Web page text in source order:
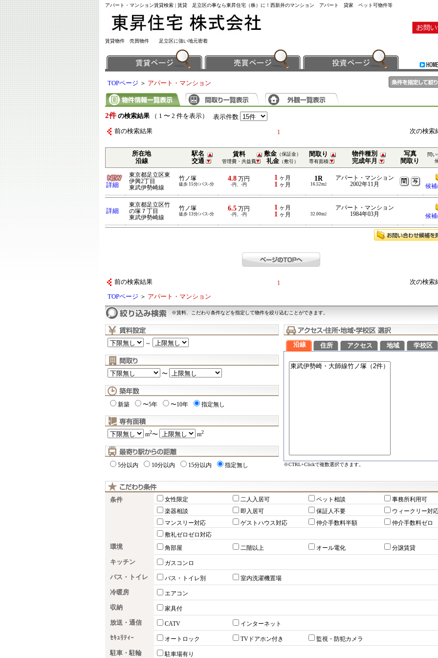
アパート・マンション賃貸検索 | 賃貸 足立区の事なら東昇住宅（株）に！西新井のマンション アパート 貸家 ペット可物件等
賃貸物件 売買物件 足立区に強い地元密着
TOPページ ＞ アパート・マンション
2件 の検索結果（ 1 〜 2 件を表示） 表示件数
前の検索結果 1 次の検
所在地
沿線
駅名
交通
賃料
管理費・共益費
敷金 （保証金）
礼金 （敷引）
間取り
専有面積
物件種別
完成年月
写真
間取り
問
詳細
東京都足立区東
伊興2丁目
東武伊勢崎線
竹ノ塚
徒歩 15分/バス-分
4.8 万円
-円、-円
1 ヶ月
1 ヶ月
1R
16.52m2
アパート・マンション
2002年11月
候補
詳細
東京都足立区竹
の塚７丁目
東武伊勢崎線
竹ノ塚
徒歩 13分/バス-分
6.5 万円
-円、-円
1 ヶ月
1 ヶ月 32.00m2
アパート・マンション
1984年03月
候補
前の検索結果 1 次の検
TOPページ ＞ アパート・マンション
※賃料、こだわり条件などを指定して物件を絞り込むことができます。
～
〜
新築 〜5年 〜10年 指定無し
m2〜 m2
5分以内 10分以内 15分以内 指定無し
沿線 住所 アクセス 地域 学校区
※CTRL+Clickで複数選択できます。
条件 女性限定 二人入居可 ペット相談
事務所利用可
楽器相談
即入居可 保証人不要
ウィークリー対
マンスリー対応
ゲストハウス対応 仲介手数料半額
仲介手数料ゼロ
敷礼ゼロゼロ対応
環境 角部屋 二階以上 オール電化 分譲賃貸
キッチン ガスコンロ
バス・トイレ バス・トイレ別 室内洗濯機置場
冷暖房 エアコン
収納 家具付
放送・通信 CATV インターネット
ｾｷｭﾘﾃｨｰ オートロック TVドアホン付き 監視・防犯カメラ
駐車・駐輪 駐車場有り